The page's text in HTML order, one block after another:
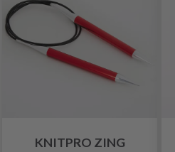
KNITPRO ZING